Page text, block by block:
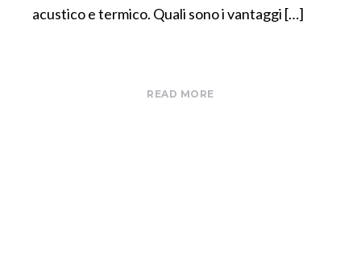
acustico e termico. Quali sono i vantaggi […]
READ MORE